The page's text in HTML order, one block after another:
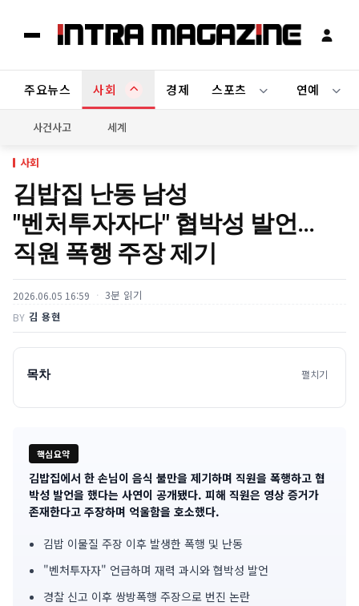
주요뉴스 사회 경제 스포츠 연예
사건사고 세계
사회
김밥집 난동 남성
"벤처투자자다" 협박성 발언…
직원 폭행 주장 제기
2026.06.05 16:59 3분 읽기
BY 김 용현
목차 펼치기
핵심요약
기
사
핵
심
김밥집에서 한 손님이 음식 불만을 제기하며 직원을 폭행하고 협
박성 발언을 했다는 사연이 공개됐다. 피해 직원은 영상 증거가
존재한다고 주장하며 억울함을 호소했다.
김밥 이물질 주장 이후 발생한 폭행 및 난동
"벤처투자자" 언급하며 재력 과시와 협박성 발언
경찰 신고 이후 쌍방폭행 주장으로 번진 논란